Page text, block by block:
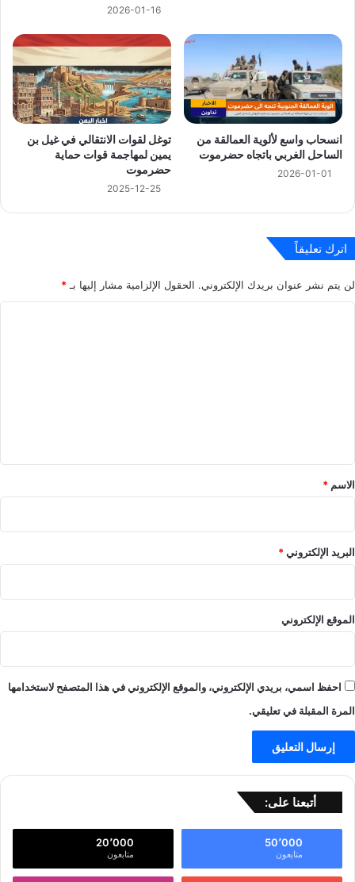
2026-01-16
انسحاب واسع لألوية العمالقة من
الساحل الغربي باتجاه حضرموت
2026-01-01
توغل لقوات الانتقالي في غيل بن
يمين لمهاجمة قوات حماية
حضرموت
2025-12-25
اترك تعليقاً
لن يتم نشر عنوان بريدك الإلكتروني. الحقول الإلزامية مشار إليها بـ *
*
الاسم *
البريد الإلكتروني*
الموقع الإلكتروني
احفظ اسمي، بريدي الإلكتروني، والموقع الإلكتروني في هذا المتصفح لاستخدامها
المرة المقبلة في تعليقي.
أتبعنا على:
50٬000
متابعون
20٬000
متابعون